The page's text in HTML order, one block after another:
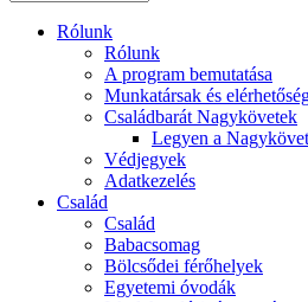
Rólunk
Rólunk
A program bemutatása
Munkatársak és
Családbarát Nagykövetek
Legyen a
Védjegyek
Adatkezelés
Család
Család
Babacsomag
Bölcsődei férőhelyek
Egyetemi óvodák